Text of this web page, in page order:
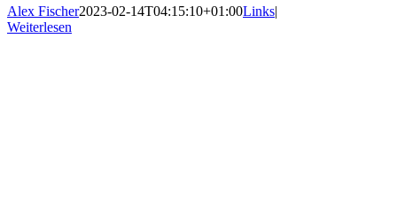
Alex Fischer2023-02-14T04:15:10+01:00Links|
Weiterlesen